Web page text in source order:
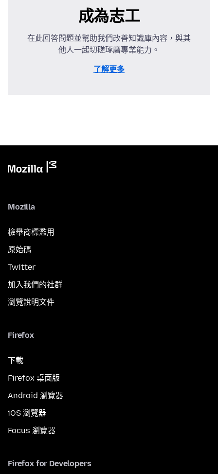
成為志工
在此回答問題並幫助我們改善知識庫內容，與其
他人一起切磋琢磨專業能力。
了解更多
Mozilla
檢舉商標濫用
原始碼
Twitter
加入我們的社群
瀏覽說明文件
Firefox
下載
Firefox 桌面版
Android 瀏覽器
iOS 瀏覽器
Focus 瀏覽器
Firefox for Developers